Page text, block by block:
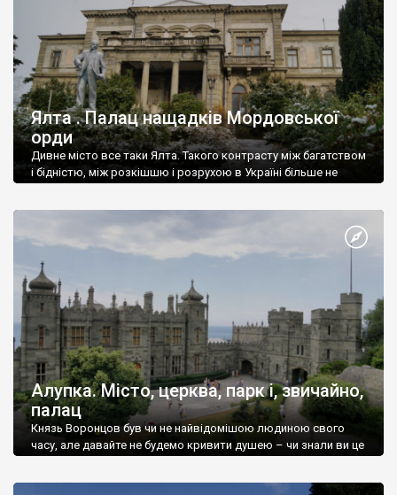
Ялта . Палац нащадків Мордовської
орди
Дивне місто все таки Ялта. Такого контрасту між багатством
і бідністю, між розкішшю і розрухою в Україні більше не
Алупка. Місто, церква, парк і, звичайно,
палац
Князь Воронцов був чи не найвідомішою людиною свого
часу, але давайте не будемо кривити душею – чи знали ви це